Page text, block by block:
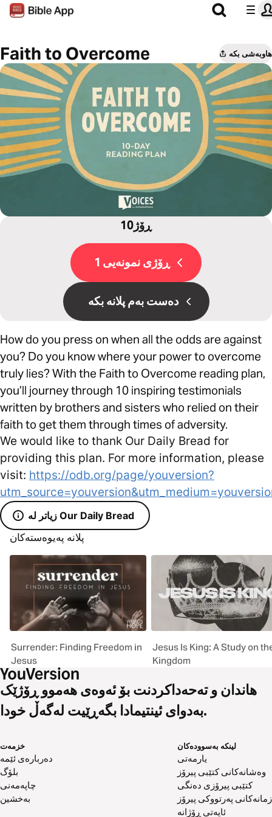
Faith to Overcome هاوبەشی بکە
10ڕۆژ
ڕۆژی نمونەیی 1
دەست بەم پلانە بکە
How do you press on when all the odds are against
you? Do you know where your power to overcome
truly lies? With the Faith to Overcome reading plan,
you’ll journey through 10 inspiring testimonials
written by brothers and sisters who relied on their
faith to get them through times of adversity.
We would like to thank Our Daily Bread for
providing this plan. For more information, please
visit: https://odb.org/page/youversion?
زیاتر لە Our Daily Bread
پلانە پەیوەستەکان
Surrender: Finding Freedom in
Jesus
Jesus Is King: A Study on
Kingdom
هاندان و تەحەداکردنت بۆ ئەوەی هەموو ڕۆژێک
بەدوای ئینتیمادا بگەڕێیت لەگەڵ خودا.
خزمەت
دەربارەی ئێمە
بلۆگ
چاپەمەنی
بەخشین
لینکە بەسوودەکان
یارمەتی
وەشانەکانی کتێبی پیرۆز
کتێبی پیرۆزی دەنگی
زمانەکانی پەرتووکی پیرۆز
ئایەتی ڕۆژانە